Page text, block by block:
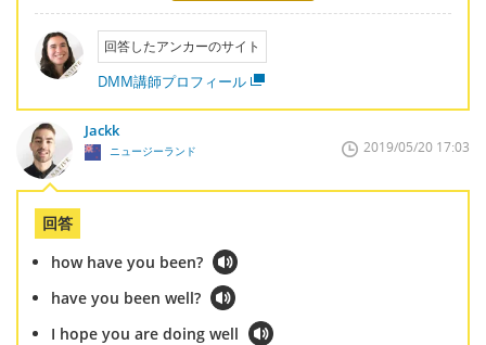
回答したアンカーのサイト
DMM講師プロフィール
Jackk
ニュージーランド 2019/05/20 17:03
回答
how have you been?
have you been well?
I hope you are doing well